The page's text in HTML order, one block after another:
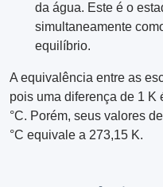
da água. Este é o
simultaneamente
equilíbrio.
A equivalência entre as
pois uma diferença de 1 K
°C. Porém, seus valores
°C equivale a 273,15 K.